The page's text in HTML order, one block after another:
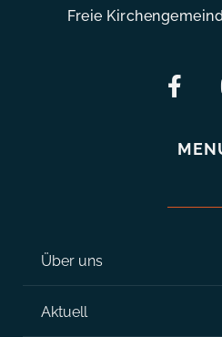
Freie
Über uns
Aktuell